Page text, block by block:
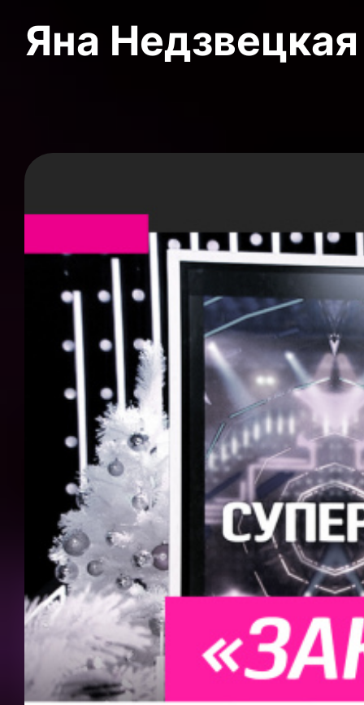
Яна Недзвецкая